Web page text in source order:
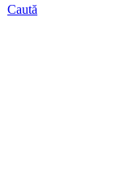
Caută